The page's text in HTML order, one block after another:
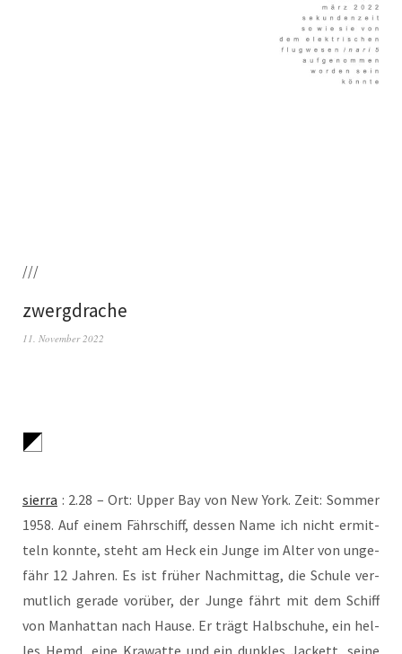
///
zwergdrache
11. November 2022
sier­ra : 2.28 – Ort: Upper Bay von New York. Zeit: Som­mer
1958. Auf einem Fähr­schiff, des­sen Name ich nicht ermit­
teln konn­te, steht am Heck ein Jun­ge im Alter von unge­
fähr 12 Jah­ren. Es ist frü­her Nach­mit­tag, die Schu­le ver­
mut­lich gera­de vor­über, der Jun­ge fährt mit dem Schiff
von Man­hat­tan nach Hau­se. Er trägt Halb­schu­he, ein hel­